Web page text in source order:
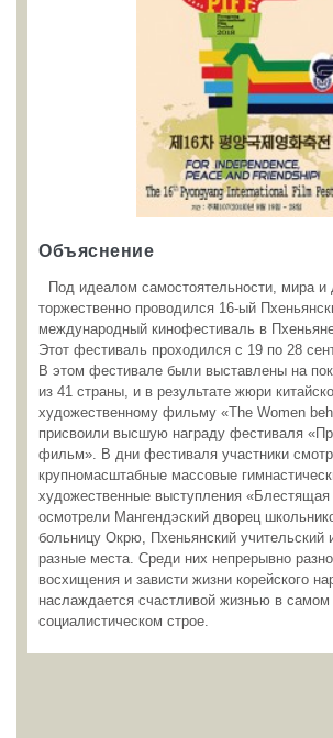
Объяснение
Под идеалом самостоятельности, мира
торжественно проводился 16-ый
международный кинофестиваль в
Этот фестиваль проходился с 19 по 28
В этом фестивале были выставлены на
из 41 страны, и в результате жюри
художественному фильму «The Women
присвоили высшую награду фестиваля
фильм». В дни фестиваля участники
крупномасштабные массовые
художественные выступления
осмотрели Мангендэский дворец
больницу Окрю, Пхеньянский учительский
разные места. Среди них непрерывно
восхищения и зависти жизни корейского
наслаждается счастливой жизнью в
социалистическом строе.